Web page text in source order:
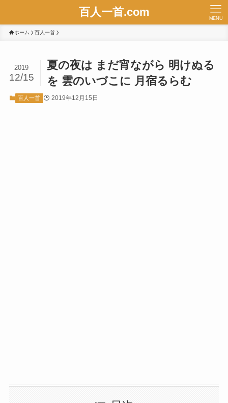
百人一首.com MENU
ホーム 百人一首
夏の夜は まだ宵ながら 明けぬる
を 雲のいづこに 月宿るらむ
2019
12/15
百人一首 2019年12月15日